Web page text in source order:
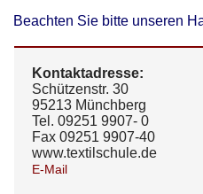
Beachten Sie bitte unseren
Kontaktadresse:
Schützenstr. 30
95213 Münchberg
Tel. 09251 9907- 0
Fax 09251 9907-40
www.textilschule.de
E-Mail